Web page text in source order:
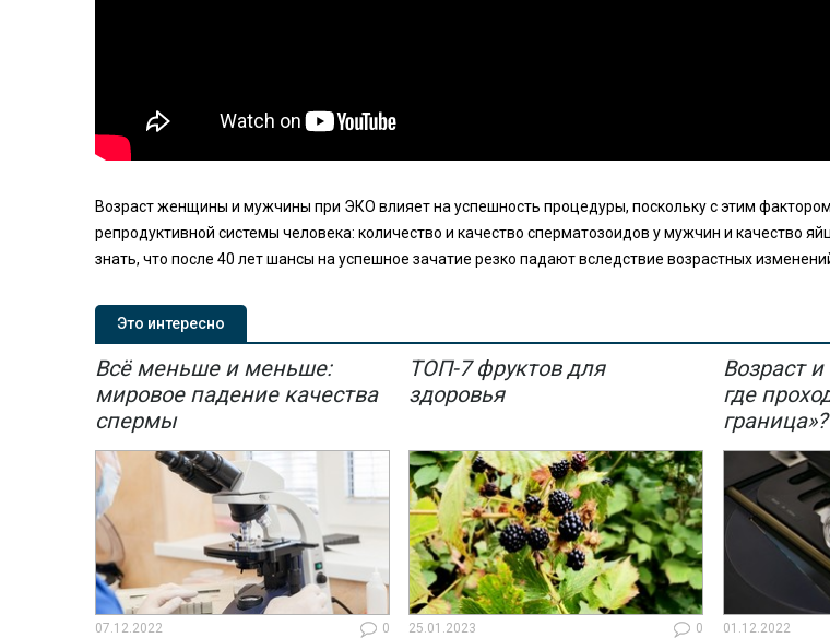
Возраст женщины и мужчины при ЭКО влияет на успешность процедуры, поскольку с этим фактором
репродуктивной системы человека: количество и качество сперматозоидов у мужчин и качество
знать, что после 40 лет шансы на успешное зачатие резко падают вследствие возрастных
Это интересно
Всё меньше и меньше:
мировое падение качества
спермы
07.12.2022 0
ТОП-7 фруктов для
здоровья
25.01.2023 0
Возраст
где
граница»?
01.12.2022